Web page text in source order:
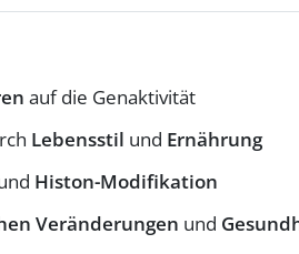
auf die Genaktivität
Lebensstil und Ernährung
Histon-Modifikation
Veränderungen und